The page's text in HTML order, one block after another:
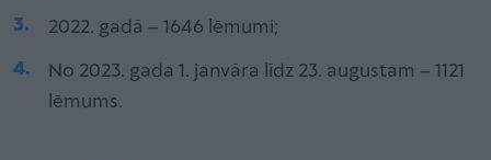
2022. gadā – 1646 lēmumi;
No 2023. gada 1. janvāra līdz 23. augustam – 1121
lēmums.